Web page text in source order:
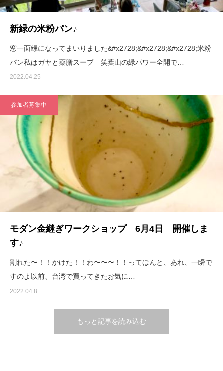
新緑の米粉パン♪
窓一面緑になってまいりました&#x2728;&#x2728;&#x2728;米粉
パン私はガヤと薬膳スープ 笑葉山の緑パワー全開で…
2022.04.25
参加者募集中
モダン金継ぎワークショップ 6月4日 開催しま
す♪
割れた〜！！かけた！！わ〜〜〜！！ってほんと、あれ、一瞬で
すのよ以前、台湾で買ってきたお気に…
2022.04.8
もっと記事を読み込む